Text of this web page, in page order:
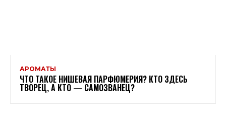
АРОМАТЫ
ЧТО ТАКОЕ НИШЕВАЯ ПАРФЮМЕРИЯ? КТО ЗДЕСЬ
ТВОРЕЦ, А КТО — САМОЗВАНЕЦ?